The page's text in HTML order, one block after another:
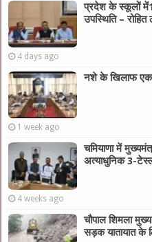
प्रदेश के स्कूलों
उपस्थिति – रोहित
4 days ago
नशे के खिलाफ एक
1 week ago
चमियाणा में
अत्याधुनिक 3-
4 weeks ago
चौपाल शिमला
सड़क यातायात के